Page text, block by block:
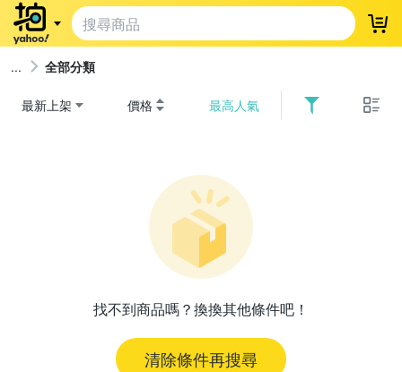
登
全部分類
最新上架 價格 最高人氣
找不到商品嗎？換換其他條件吧！
清除條件再搜尋